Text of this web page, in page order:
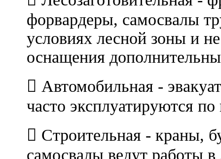
форвардеры, самосвалы
условиях лесной зоны и
оснащения
 Автомобильная -
часто эксплуатируются
 Строительная - краны,
самосвалы ведут работы